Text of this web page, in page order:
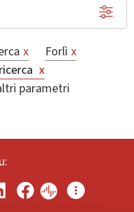
x Forlì x
x
parametri